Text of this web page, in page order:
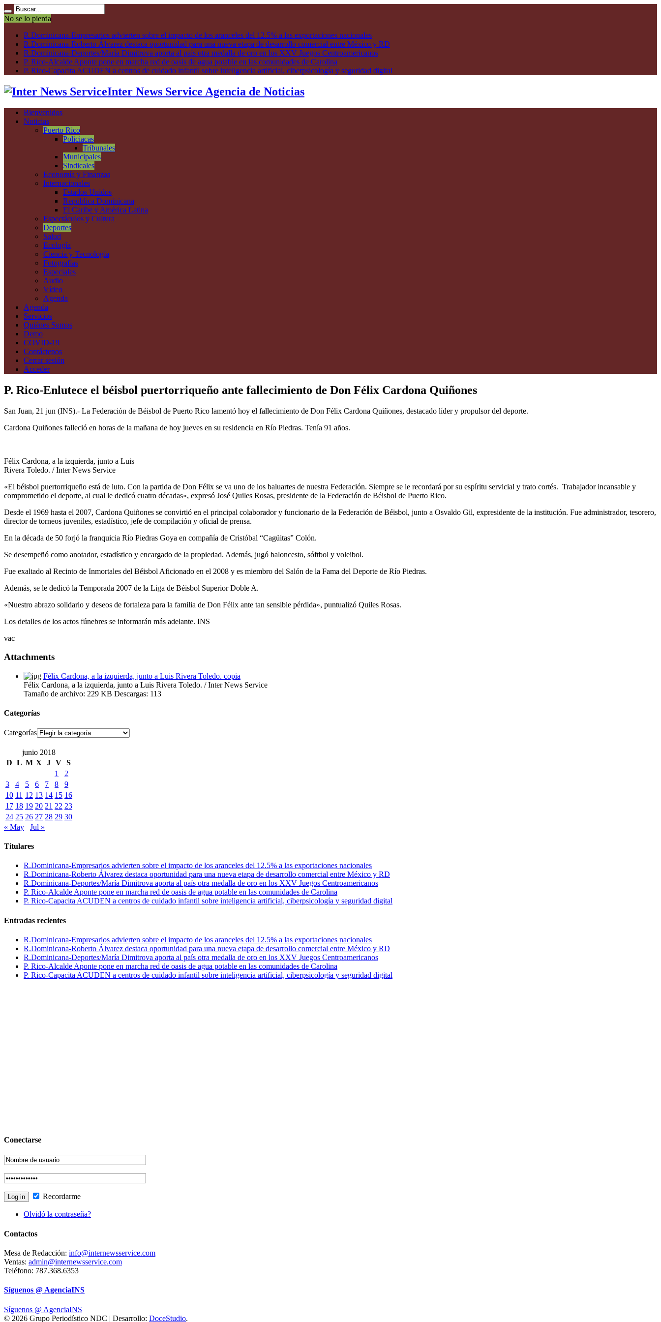
No se lo pierda
R.Dominicana-Empresarios advierten sobre el impacto de los aranceles del 12.5% a las exportaciones nacionales
R.Dominicana-Roberto Álvarez destaca oportunidad para una nueva etapa de desarrollo comercial entre México y RD
R.Dominicana-Deportes/María Dimitrova aporta al país otra medalla de oro en los XXV Juegos Centroamericanos
P. Rico-Alcalde Aponte pone en marcha red de oasis de agua potable en las comunidades de Carolina
P. Rico-Capacita ACUDEN a centros de cuidado infantil sobre inteligencia artificial, ciberpsicología y seguridad digital
Inter News Service Agencia de Noticias
Bienvenidos
Noticias
Puerto Rico
Policiacas
Tribunales
Municipales
Sindicales
Economía y Finanzas
Internacionales
Estados Unidos
República Dominicana
El Caribe y América Latina
Espectáculos y Cultura
Deportes
Salud
Ecología
Ciencia y Tecnología
Fotografías
Especiales
Audio
Vídeo
Agenda
Agenda
Servicios
Quiénes Somos
Demo
COVID-19
Contáctenos
Cerrar sesión
Acceder
P. Rico-Enlutece el béisbol puertorriqueño ante fallecimiento de Don Félix Cardona Quiñones
San Juan, 21 jun (INS).- La Federación de Béisbol de Puerto Rico lamentó hoy el fallecimiento de Don Félix Cardona Quiñones, destacado líder y propulsor del deporte.
Cardona Quiñones falleció en horas de la mañana de hoy jueves en su residencia en Río Piedras. Tenía 91 años.
Félix Cardona, a la izquierda, junto a Luis
Rivera Toledo. / Inter News Service
«El béisbol puertorriqueño está de luto. Con la partida de Don Félix se va uno de los baluartes de nuestra Federación. Siempre se le recordará por su espíritu servicial y trato cortés. Trabajador incansable y
comprometido el deporte, al cual le dedicó cuatro décadas», expresó José Quiles Rosas, presidente de la Federación de Béisbol de Puerto Rico.
Desde el 1969 hasta el 2007, Cardona Quiñones se convirtió en el principal colaborador y funcionario de la Federación de Béisbol, junto a Osvaldo Gil, expresidente de la institución. Fue administrador, tesorero,
director de torneos juveniles, estadístico, jefe de compilación y oficial de prensa.
En la década de 50 forjó la franquicia Río Piedras Goya en compañía de Cristóbal “Cagüitas” Colón.
Se desempeñó como anotador, estadístico y encargado de la propiedad. Además, jugó baloncesto, sóftbol y voleibol.
Fue exaltado al Recinto de Inmortales del Béisbol Aficionado en el 2008 y es miembro del Salón de la Fama del Deporte de Río Piedras.
Además, se le dedicó la Temporada 2007 de la Liga de Béisbol Superior Doble A.
«Nuestro abrazo solidario y deseos de fortaleza para la familia de Don Félix ante tan sensible pérdida», puntualizó Quiles Rosas.
Los detalles de los actos fúnebres se informarán más adelante. INS
vac
Attachments
Félix Cardona, a la izquierda, junto a Luis Rivera Toledo. copia
Félix Cardona, a la izquierda, junto a Luis Rivera Toledo. / Inter News Service
Tamaño de archivo: 229 KB Descargas: 113
Categorías
Categorías
junio 2018
D L M X J V S
1
2
3
4 5 6 7 8
9
10 11 12 13 14 15 16
17 18 19 20 21 22 23
24 25 26 27 28 29 30
« May
Jul »
Titulares
R.Dominicana-Empresarios advierten sobre el impacto de los aranceles del 12.5% a las exportaciones nacionales
R.Dominicana-Roberto Álvarez destaca oportunidad para una nueva etapa de desarrollo comercial entre México y RD
R.Dominicana-Deportes/María Dimitrova aporta al país otra medalla de oro en los XXV Juegos Centroamericanos
P. Rico-Alcalde Aponte pone en marcha red de oasis de agua potable en las comunidades de Carolina
P. Rico-Capacita ACUDEN a centros de cuidado infantil sobre inteligencia artificial, ciberpsicología y seguridad digital
Entradas recientes
R.Dominicana-Empresarios advierten sobre el impacto de los aranceles del 12.5% a las exportaciones nacionales
R.Dominicana-Roberto Álvarez destaca oportunidad para una nueva etapa de desarrollo comercial entre México y RD
R.Dominicana-Deportes/María Dimitrova aporta al país otra medalla de oro en los XXV Juegos Centroamericanos
P. Rico-Alcalde Aponte pone en marcha red de oasis de agua potable en las comunidades de Carolina
P. Rico-Capacita ACUDEN a centros de cuidado infantil sobre inteligencia artificial, ciberpsicología y seguridad digital
Conectarse
Recordarme
Olvidó la contraseña?
Contactos
Mesa de Redacción: info@internewsservice.com
Ventas: admin@internewsservice.com
Teléfono: 787.368.6353
Síguenos @ AgenciaINS
Síguenos @ AgenciaINS
© 2026 Grupo Periodístico NDC | Desarrollo: DoceStudio.